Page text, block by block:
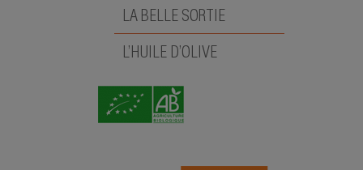
LA BELLE SORTIE
L’HUILE D’OLIVE